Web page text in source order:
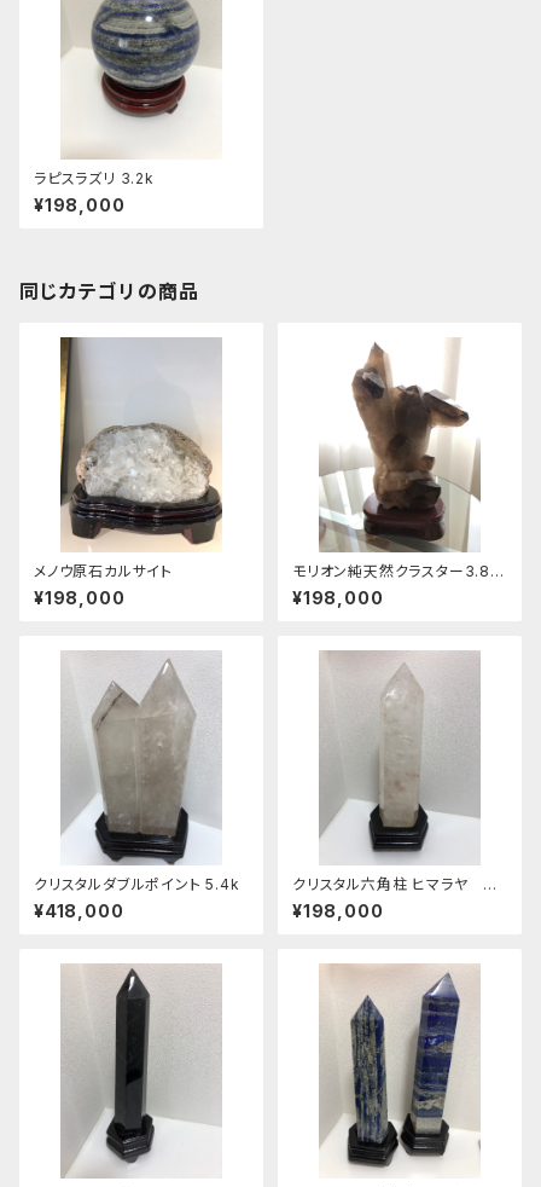
ラピスラズリ 3.2k
¥198,000
同じカテゴリの商品
メノウ原石カルサイト
¥198,000
モリオン純天然クラスター3.8キ
ロ
¥198,000
クリスタルダブルポイント 5.4k
¥418,000
クリスタル六角柱 ヒマラヤ レ
インボー入り
¥198,000